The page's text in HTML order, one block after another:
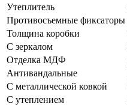
Утеплитель
Противосъемные фиксаторы
Толщина коробки
С зеркалом
Отделка МДФ
Антивандальные
С металлической ковкой
С утеплением